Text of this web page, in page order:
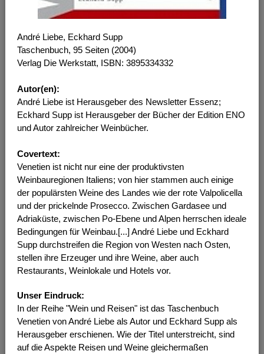
André Liebe, Eckhard Supp
Taschenbuch, 95 Seiten (2004)
Verlag Die Werkstatt, ISBN: 3895334332
Autor(en):
André Liebe ist Herausgeber des Newsletter Essenz;
Eckhard Supp ist Herausgeber der Bücher der Edition ENO
und Autor zahlreicher Weinbücher.
Covertext:
Venetien ist nicht nur eine der produktivsten
Weinbauregionen Italiens; von hier stammen auch einige
der populärsten Weine des Landes wie der rote Valpolicella
und der prickelnde Prosecco. Zwischen Gardasee und
Adriaküste, zwischen Po-Ebene und Alpen herrschen ideale
Bedingungen für Weinbau.[...] André Liebe und Eckhard
Supp durchstreifen die Region von Westen nach Osten,
stellen ihre Erzeuger und ihre Weine, aber auch
Restaurants, Weinlokale und Hotels vor.
Unser Eindruck:
In der Reihe "Wein und Reisen" ist das Taschenbuch
Venetien von André Liebe als Autor und Eckhard Supp als
Herausgeber erschienen. Wie der Titel unterstreicht, sind
auf die Aspekte Reisen und Weine gleichermaßen